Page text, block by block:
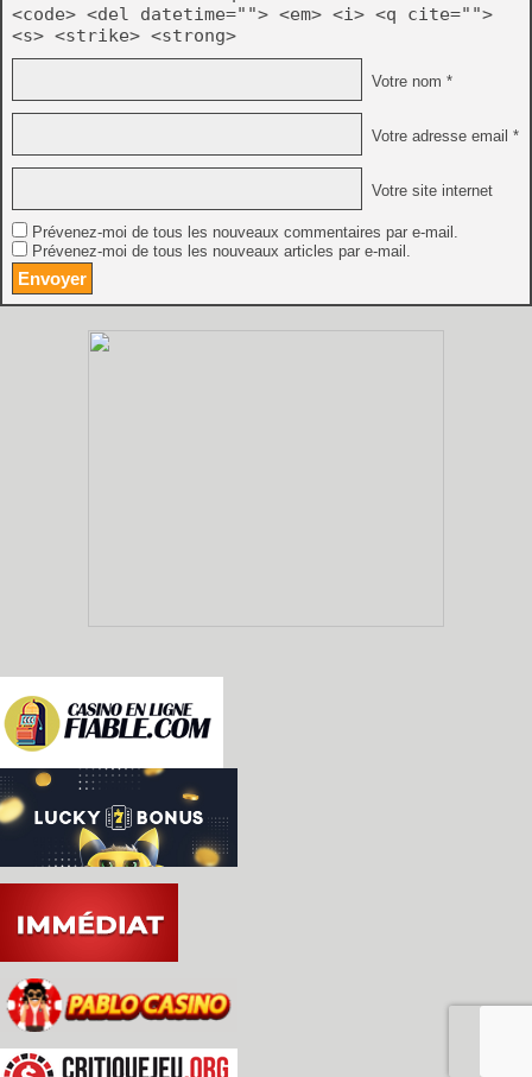
<code> <del datetime=""> <em> <i> <q cite="">
<s> <strike> <strong>
Votre nom *
Votre adresse email *
Votre site internet
Prévenez-moi de tous les nouveaux commentaires par e-mail.
Prévenez-moi de tous les nouveaux articles par e-mail.